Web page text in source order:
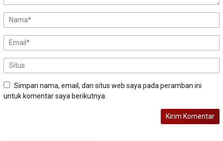
Simpan nama, email, dan situs web saya pada peramban ini
untuk komentar saya berikutnya.